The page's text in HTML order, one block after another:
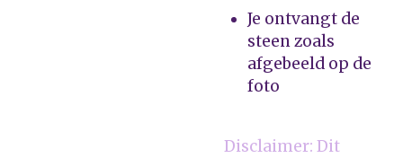
Je ontvangt de
steen zoals
afgebeeld op de
foto
Disclaimer: Dit